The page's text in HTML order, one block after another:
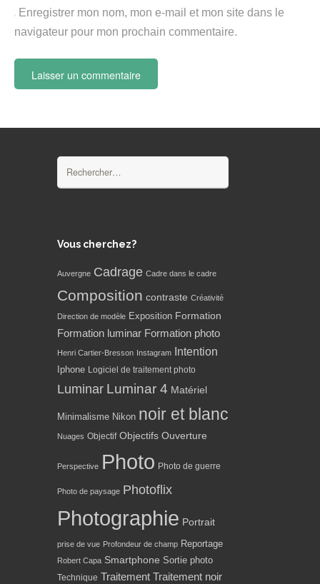
Enregistrer mon nom, mon e-mail et mon site dans le
navigateur pour mon prochain commentaire.
Vous cherchez?
Auvergne Cadrage Cadre dans le cadre
Composition contraste Créativité
Direction de modèle Exposition Formation
Formation luminar Formation photo
Henri Cartier-Bresson Instagram Intention
Iphone Logiciel de traitement photo
Luminar Luminar 4 Matériel
Minimalisme Nikon noir et blanc
Nuages Objectif Objectifs Ouverture
Perspective Photo Photo de guerre
Photo de paysage Photoflix
Photographie Portrait
prise de vue Profondeur de champ Reportage
Robert Capa Smartphone Sortie photo
Technique Traitement Traitement noir